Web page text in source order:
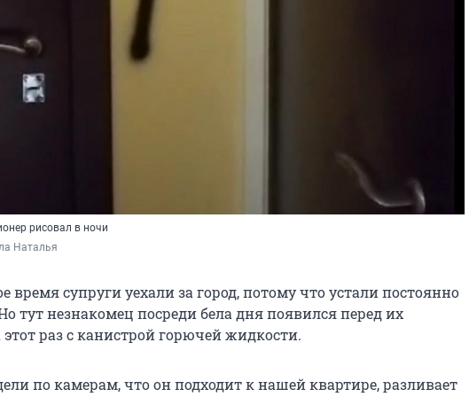
рисовал в ночи
Наталья
время супруги уехали за город, потому что устали постоянно
тут незнакомец посреди бела дня появился перед их
раз с канистрой горючей жидкости.
по камерам, что он подходит к нашей квартире, разливает